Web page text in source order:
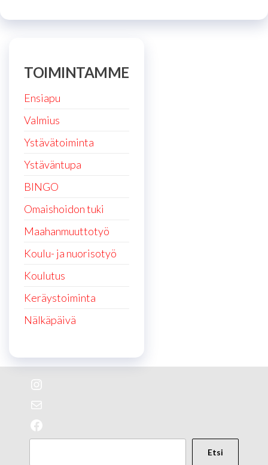
TOIMINTAMME
Ensiapu
Valmius
Ystävätoiminta
Ystäväntupa
BINGO
Omaishoidon tuki
Maahanmuuttotyö
Koulu- ja nuorisotyö
Koulutus
Keräystoiminta
Nälkäpäivä
Instagram
Почта
Facebook
Etsi